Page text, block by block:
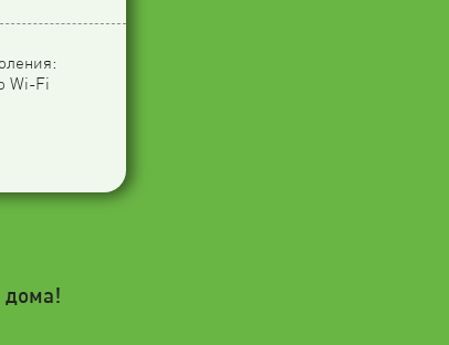
Wi-Fi
дома!